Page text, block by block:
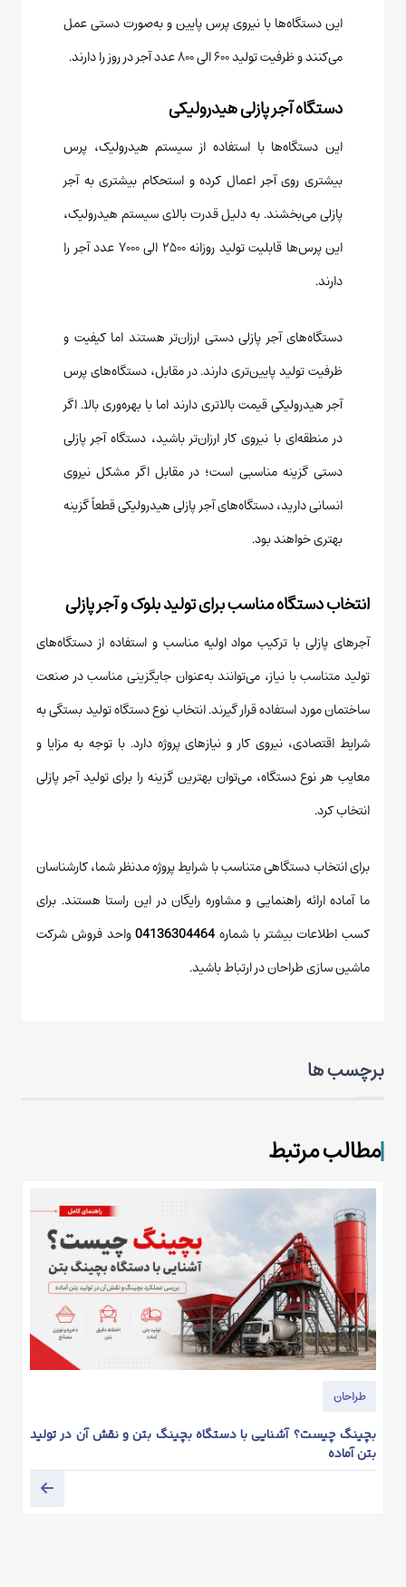
این دستگاه‌ها با نیروی پرس پایین و به‌صورت دستی عمل
می‌کنند و ظرفیت تولید ۶۰۰ الی ۸۰۰ عدد آجر در روز را دارند.
دستگاه آجر پازلی هیدرولیکی
این دستگاه‌ها با استفاده از سیستم هیدرولیک، پرس
بیشتری روی آجر اعمال کرده و استحکام بیشتری به آجر
پازلی می‌بخشند. به دلیل قدرت بالای سیستم هیدرولیک،
این پرس‌ها قابلیت تولید روزانه ۲۵۰۰ الی ۷۰۰۰ عدد آجر را
دارند.
دستگاه‌های آجر پازلی دستی ارزان‌تر هستند اما کیفیت و
ظرفیت تولید پایین‌تری دارند. در مقابل، دستگاه‌های پرس
آجر هیدرولیکی قیمت بالاتری دارند اما با بهره‌وری بالا. اگر
در منطقه‌ای با نیروی کار ارزان‌تر باشید، دستگاه آجر پازلی
دستی گزینه مناسبی است؛ در مقابل اگر مشکل نیروی
انسانی دارید، دستگاه‌های آجر پازلی هیدرولیکی قطعاً گزینه
بهتری خواهند بود.
انتخاب دستگاه مناسب برای تولید بلوک و آجر پازلی
آجرهای پازلی با ترکیب مواد اولیه مناسب و استفاده از دستگاه‌های
تولید متناسب با نیاز، می‌توانند به‌عنوان جایگزینی مناسب در صنعت
ساختمان مورد استفاده قرار گیرند. انتخاب نوع دستگاه تولید بستگی به
شرایط اقتصادی، نیروی کار و نیازهای پروژه دارد. با توجه به مزایا و
معایب هر نوع دستگاه، می‌توان بهترین گزینه را برای تولید آجر پازلی
انتخاب کرد.
برای انتخاب دستگاهی متناسب با شرایط پروژه مدنظر شما، کارشناسان
ما آماده ارائه راهنمایی و مشاوره رایگان در این راستا هستند. برای
کسب اطلاعات بیشتر با شماره04136304464
واحد فروش شرکت
ماشین سازی طراحان در ارتباط باشید.
برچسب ها
مطالب مرتبط
طراحان
بچینگ چیست؟ آشنایی با دستگاه بچینگ بتن و نقش آن در تولید
بتن آماده